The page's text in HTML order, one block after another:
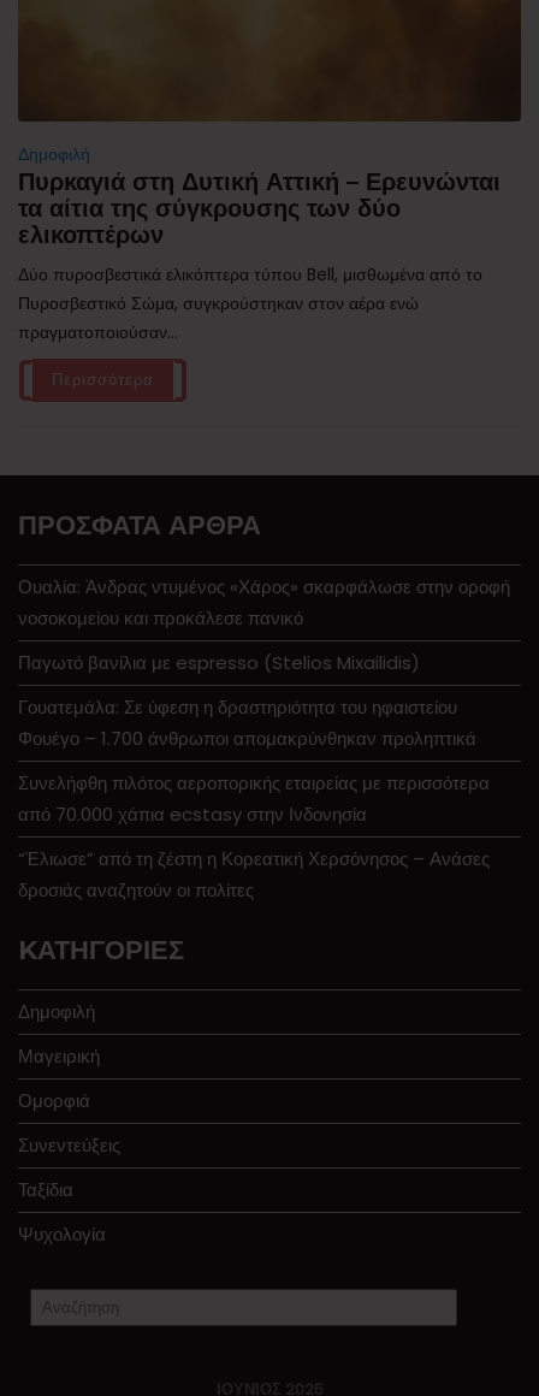
Δημοφιλή
Πυρκαγιά στη Δυτική Αττική – Ερευνώνται
τα αίτια της σύγκρουσης των δύο
ελικοπτέρων
Δύο πυροσβεστικά ελικόπτερα τύπου Bell, μισθωμένα από το
Πυροσβεστικό Σώμα, συγκρούστηκαν στον αέρα ενώ
πραγματοποιούσαν...
Περισσότερα
ΠΡΌΣΦΑΤΑ ΆΡΘΡΑ
Ουαλία: Άνδρας ντυμένος «Χάρος» σκαρφάλωσε στην οροφή
νοσοκομείου και προκάλεσε πανικό
Παγωτό βανίλια με espresso (Stelios Mixailidis)
Γουατεμάλα: Σε ύφεση η δραστηριότητα του ηφαιστείου
Φουέγο – 1.700 άνθρωποι απομακρύνθηκαν προληπτικά
Συνελήφθη πιλότος αεροπορικής εταιρείας με περισσότερα
από 70.000 χάπια ecstasy στην Ινδονησία
“Έλιωσε” από τη ζέστη η Κορεατική Χερσόνησος – Ανάσες
δροσιάς αναζητούν οι πολίτες
KΑΤΗΓΟΡΊΕΣ
Δημοφιλή
Μαγειρική
Ομορφιά
Συνεντεύξεις
Ταξίδια
Ψυχολογία
ΙΟΎΝΙΟΣ 2025